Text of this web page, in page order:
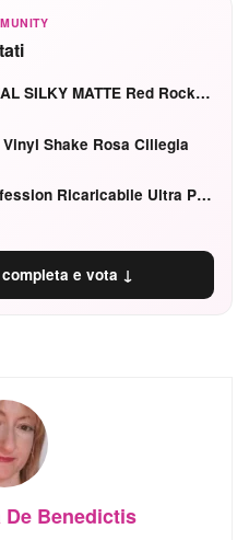
MAC M·A·CXIMAL SILKY MATTE Red Rock mat
Vinyl Shake Rosa Ciliegia
Hourglass Confession Ricaricabile Ultra Preciso Ad Alta Intensità Secretly Classic Red
e vota ↓
De Benedictis